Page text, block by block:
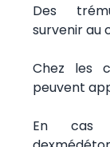
Des
survenir au
Chez les
peuvent
En cas